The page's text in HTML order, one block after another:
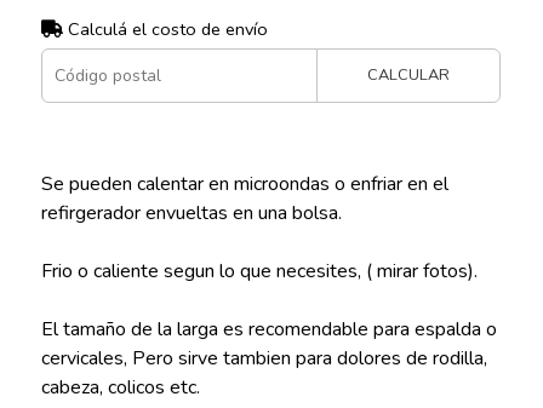
Calculá el costo de envío
CALCULAR
Se pueden calentar en microondas o enfriar en el
refirgerador envueltas en una bolsa.
Frio o caliente segun lo que necesites, ( mirar fotos).
El tamaño de la larga es recomendable para espalda o
cervicales, Pero sirve tambien para dolores de rodilla,
cabeza, colicos etc.